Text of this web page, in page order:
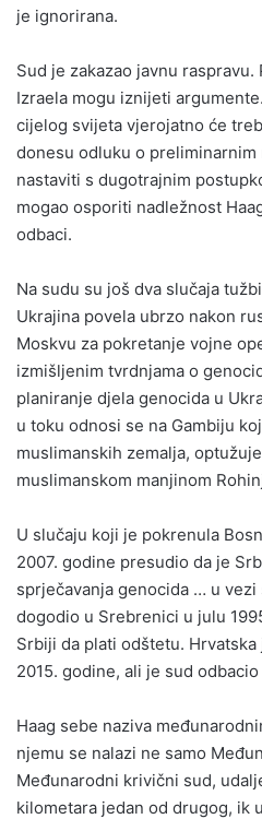
je ignorirana.
Sud je zakazao javnu
Izraela mogu iznijeti
cijelog svijeta vjerojatno će
donesu odluku o preliminarnim
nastaviti s dugotrajnim
mogao osporiti nadležnost
odbaci.
Na sudu su još dva slučaja
Ukrajina povela ubrzo nakon
Moskvu za pokretanje vojne
izmišljenim tvrdnjama o
planiranje djela genocida u
u toku odnosi se na Gambiju
muslimanskih zemalja,
muslimanskom manjinom
U slučaju koji je pokrenula
2007. godine presudio da je
sprječavanja genocida … u
dogodio u Srebrenici u julu
Srbiji da plati odštetu.
2015. godine, ali je sud
Haag sebe naziva
njemu se nalazi ne samo
Međunarodni krivični sud,
kilometara jedan od drugog, ik